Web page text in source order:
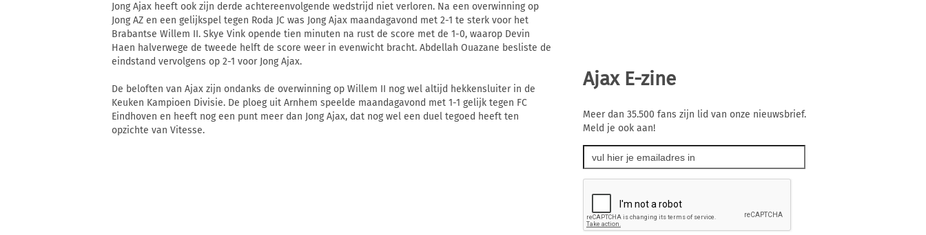
Jong Ajax heeft ook zijn derde achtereenvolgende wedstrijd niet verloren. Na een overwinning op
Jong AZ en een gelijkspel tegen Roda JC was Jong Ajax maandagavond met 2-1 te sterk voor het
Brabantse Willem II. Skye Vink opende tien minuten na rust de score met de 1-0, waarop Devin
Haen halverwege de tweede helft de score weer in evenwicht bracht. Abdellah Ouazane besliste de
eindstand vervolgens op 2-1 voor Jong Ajax.
De beloften van Ajax zijn ondanks de overwinning op Willem II nog wel altijd hekkensluiter in de
Keuken Kampioen Divisie. De ploeg uit Arnhem speelde maandagavond met 1-1 gelijk tegen FC
Eindhoven en heeft nog een punt meer dan Jong Ajax, dat nog wel een duel tegoed heeft ten
opzichte van Vitesse.
Ajax E-zine
Meer dan 35.500 fans zijn lid van onze nieuwsbrief.
Meld je ook aan!